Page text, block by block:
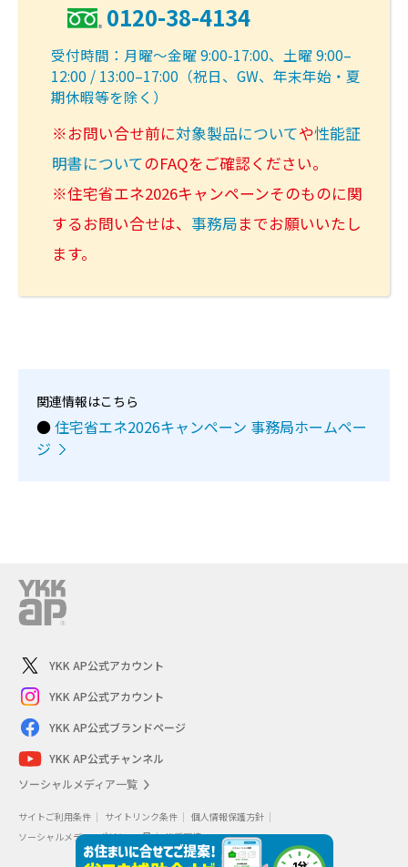
0120-38-4134
受付時間：月曜～金曜 9:00-17:00、土曜 9:00–
12:00 / 13:00–17:00（祝日、GW、年末年始・夏
期休暇等を除く）
※お問い合せ前に対象製品についてや性能証
明書についてのFAQをご確認ください。
※住宅省エネ2026キャンペーンそのものに関
するお問い合せは、 事務局までお願いいたし
ます。
関連情報はこちら
●住宅省エネ2026キャンペーン 事務局ホームペー
ジ
YKK AP公式アカウント
YKK AP公式アカウント
YKK AP公式ブランドページ
YKK AP公式チャンネル
ソーシャルメディア一覧
サイトご利用条件 サイトリンク条件
個人情報保護方針
ソーシャルメディアポリシー
推奨環境